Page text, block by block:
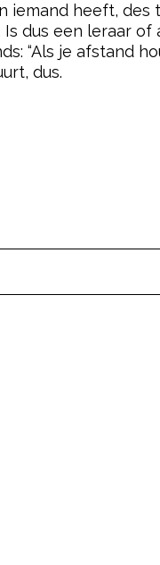
iemand heeft,
dus een leraar of
“Als je afstand
dus.